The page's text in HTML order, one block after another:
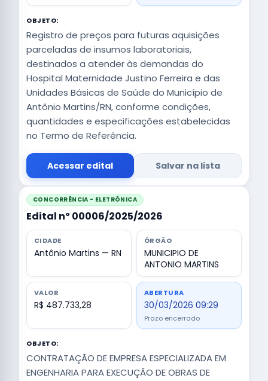
OBJETO:
Registro de preços para futuras aquisições
parceladas de insumos laboratoriais,
destinados a atender às demandas do
Hospital Maternidade Justino Ferreira e das
Unidades Básicas de Saúde do Município de
Antônio Martins/RN, conforme condições,
quantidades e especificações estabelecidas
no Termo de Referência.
Acessar edital Salvar na lista
CONCORRÊNCIA - ELETRÔNICA
Edital nº 00006/2025/2026
CIDADE
Antônio Martins — RN
ÓRGÃO
MUNICIPIO DE
ANTONIO MARTINS
VALOR
R$ 487.733,28
ABERTURA
30/03/2026 09:29
Prazo encerrado
OBJETO:
CONTRATAÇÃO DE EMPRESA ESPECIALIZADA EM
ENGENHARIA PARA EXECUÇÃO DE OBRAS DE